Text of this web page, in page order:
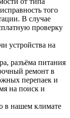
того
В случае
проверку
устройства на
разъёма питания
ремонт в
перепаек и
на поиск и
в нашем климате